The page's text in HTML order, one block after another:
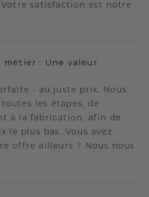
Votre satisfaction est notre
: Une valeur
- au juste prix. Nous
les étapes, de
à la fabrication, afin de
le plus bas. Vous avez
offre ailleurs ? Nous nous